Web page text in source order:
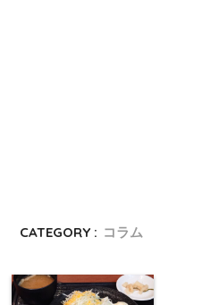
CATEGORY : コラム